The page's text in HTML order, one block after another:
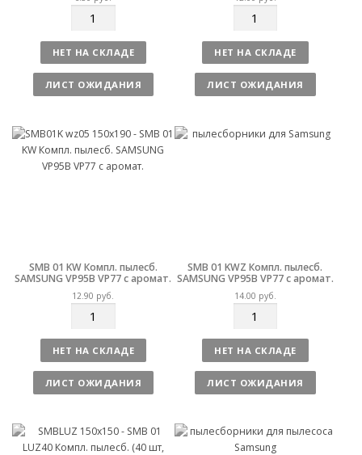
л
и
ч
е
в
о
НЕТ НА СКЛАДЕ
ЛИСТ ОЖИДАНИЯ
л
и
ч
е
в
НЕТ НА СКЛАДЕ
ЛИСТ ОЖИДАНИЯ
SMB 01 KW Компл. пылесб.
SAMSUNG VP95B VP77 с аромат.
12.90 руб.
л
и
ч
е
НЕТ НА СКЛАДЕ
ЛИСТ ОЖИДАНИЯ
SMB 01 KWZ Компл. пылесб.
SAMSUNG VP95B VP77 с аромат.
14.00 руб.
л
и
ч
е
в
НЕТ НА СКЛАДЕ
ЛИСТ ОЖИДАНИЯ